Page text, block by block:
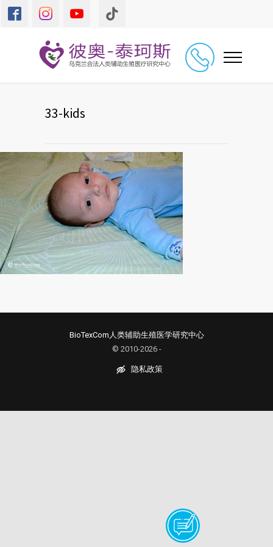
33-kids
© 2010-2026 -
BioTexCom人类辅助生殖医学研究中心
隐私政策